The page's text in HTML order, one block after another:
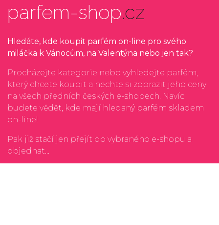
parfem-shop.cz
Hledáte, kde koupit parfém on-line pro svého
miláčka k Vánocům, na Valentýna nebo jen tak?
Procházejte kategorie nebo vyhledejte parfém,
který chcete koupit a nechte si zobrazit jeho ceny
na všech předních českých e-shopech. Navíc
budete vědět, kde mají hledaný parfém skladem
on-line!
Pak již stačí jen přejít do vybraného e-shopu a
objednat...